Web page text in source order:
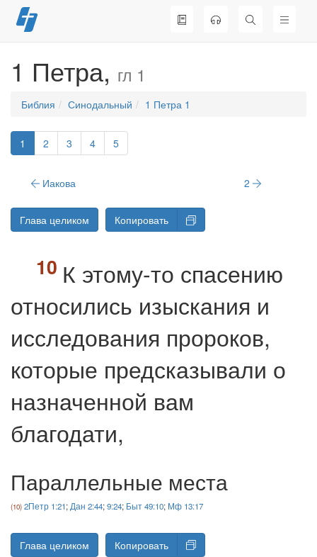
Перейти
к
1 Петра, гл 1
Библия Синодальный 1 Петра 1
1 2 3 4 5
Иакова 2
Глава целиком Копировать
К этому-то спасению
относились изыскания и
исследования пророков,
которые предсказывали о
назначенной вам
благодати,
Параллельные места
2Петр 1:21; Дан 2:44;9:24; Быт 49:10; Мф 13:17
Глава целиком Копировать